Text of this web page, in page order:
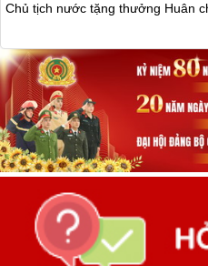
Chủ tịch nước tặng thưởng Huân